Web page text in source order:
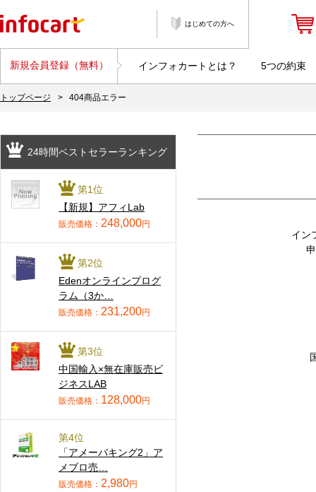
はじめての方へ
新規会員登録（無料） インフォカートとは？ 5つの約束
トップページ > 404商品エラー
イン
24時間ベストセラーランキング
第1位
【新規】アフィLab
販売価格： 248,000円
第2位
Edenオンラインプログ
ラム（3か…
販売価格： 231,200円
第3位
中国輸入×無在庫販売ビ
ジネスLAB
販売価格： 128,000円
第4位
「アメーバキング2」ア
メブロ売…
販売価格： 2,980円